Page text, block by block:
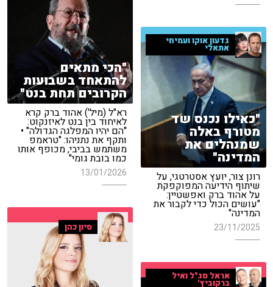
"הכי מתאים
להתאחד בשבועות
הקרובים תחת בנט"
רא"ל (מיל') אהוד ברק קרא
לאיחוד בין בנט לאיזנקוט:
"הם יהיו המפלגה הגדולה" •
ותקף את נתניהו: "טראמפ
משתמש בביבי, מכופף אותו
כמו בובת גומי"
13/01/2026
גדעון אוקו ועמיחי
אתאלי
"כאילו נכנס שד
מטורף באלה
שמנהלים את
המדינה"
רונן צור, יועץ אסטרטגי, על
שיתוף הידיעה המפוקפקת
על אהוד ברק ואפשטיין:
"עושים הכול כדי לקבור את
המדינה"
23/11/2025 סיון כהן
אראל סג"ל ואיל
ברקוביץ'